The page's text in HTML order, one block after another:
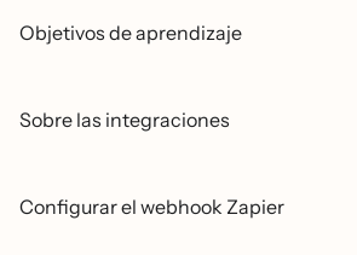
Objetivos de aprendizaje
Sobre las integraciones
Configurar el webhook Zapier